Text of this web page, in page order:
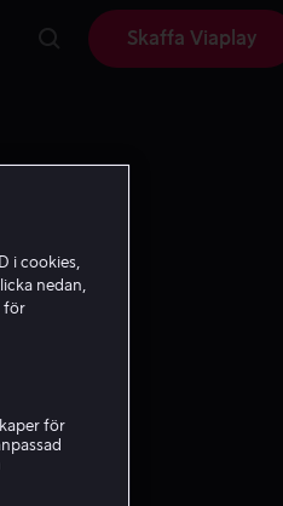
Skaffa Viaplay
i cookies,
nedan,
för
för